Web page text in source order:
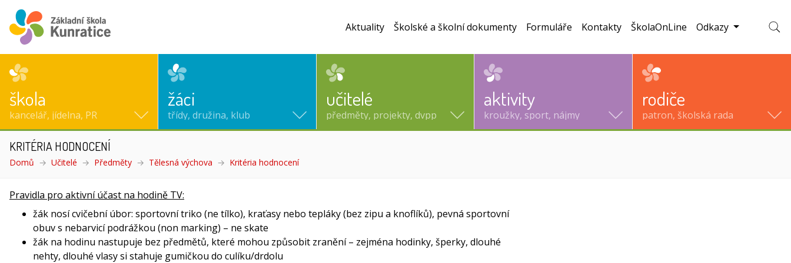
škola
kancelář, jídelna, PR
žáci
třídy, družina, klub
učitelé
předměty, projekty, dvpp
aktivity
kroužky, sport, nájmy
rodiče
patron, školská rada
Aktuality Školské a školní dokumenty Formuláře Kontakty ŠkolaOnLine Odkazy
KRITÉRIA HODNOCENÍ
Domů Učitelé Předměty Tělesná výchova Kritéria hodnocení(aktuální)
Pravidla pro aktivní účast na hodině TV:
žák nosí cvičební úbor: sportovní triko (ne tílko), kraťasy nebo tepláky (bez zipu a knoflíků), pevná sportovní
obuv s nebarvicí podrážkou (non marking) – ne skate
žák na hodinu nastupuje bez předmětů, které mohou způsobit zranění – zejména hodinky, šperky, dlouhé
nehty, dlouhé vlasy si stahuje gumičkou do culíku/drdolu